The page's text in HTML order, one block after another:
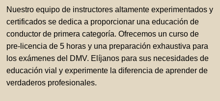
Nuestro equipo de instructores altamente experimentados y
certificados se dedica a proporcionar una educación de
conductor de primera categoría. Ofrecemos un curso de
pre-licencia de 5 horas y una preparación exhaustiva para
los exámenes del DMV. Elíjanos para sus necesidades de
educación vial y experimente la diferencia de aprender de
verdaderos profesionales.